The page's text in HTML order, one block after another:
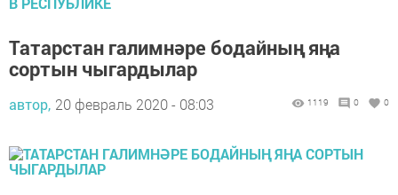
Татарстан галимнәре бодайның яңа
сортын чыгардылар
автор, 20 февраль 2020 - 08:03 1119 0 0